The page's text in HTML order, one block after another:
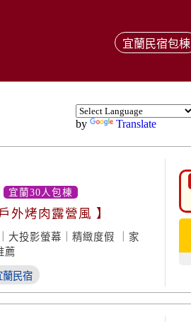
宜蘭民宿包棟
by
Translate
宜蘭30人包棟
外烤肉露營風 】
大投影螢幕｜精緻度假 ｜家
薦
蘭民宿